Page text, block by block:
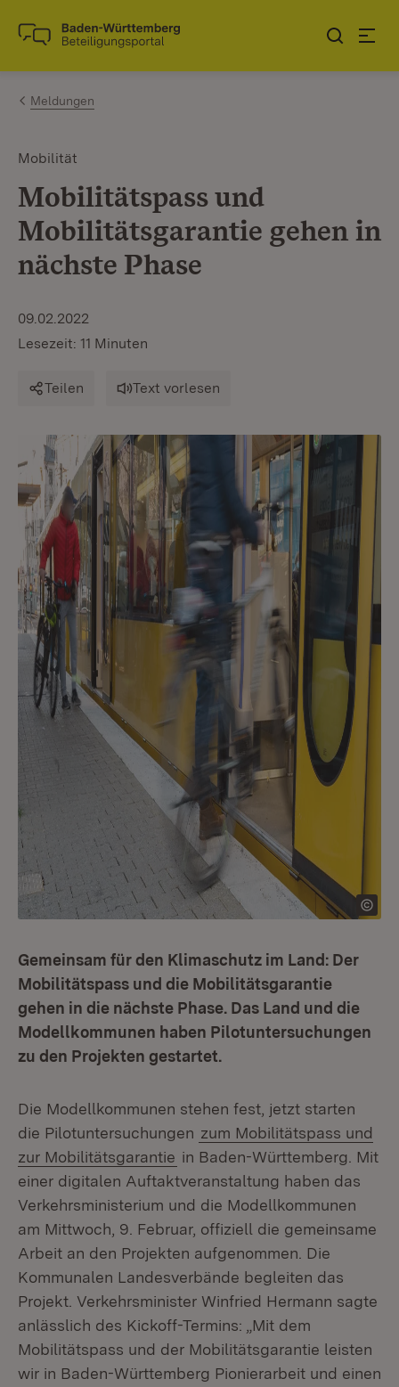
Zum Inhalt springen
Link zur Startseite
Meldungen
Mobilität
Mobilitätspass und
Mobilitätsgarantie gehen in
nächste Phase
09.02.2022
Lesezeit: 11 Minuten
Teilen Text vorlesen
Gemeinsam für den Klimaschutz im Land: Der
Mobilitätspass und die Mobilitätsgarantie
gehen in die nächste Phase. Das Land und die
Modellkommunen haben Pilotuntersuchungen
zu den Projekten gestartet.
Die Modellkommunen stehen fest, jetzt starten
die Pilotuntersuchungen zum Mobilitätspass und
zur Mobilitätsgarantie in Baden-Württemberg. Mit
einer digitalen Auftaktveranstaltung haben das
Verkehrsministerium und die Modellkommunen
am Mittwoch, 9. Februar, offiziell die gemeinsame
Arbeit an den Projekten aufgenommen. Die
Kommunalen Landesverbände begleiten das
Projekt. Verkehrsminister Winfried Hermann sagte
anlässlich des Kickoff-Termins: „Mit dem
Mobilitätspass und der Mobilitätsgarantie leisten
wir in Baden-Württemberg Pionierarbeit und einen